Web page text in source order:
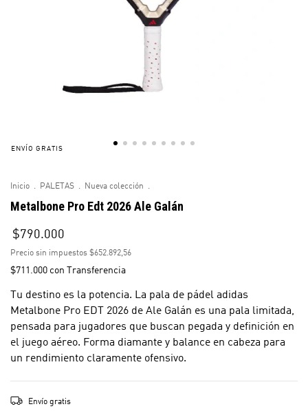
ENVÍO GRATIS
Inicio . PALETAS . Nueva colección .
Metalbone Pro Edt 2026 Ale Galán
$790.000
Precio sin impuestos $652.892,56
$711.000 con Transferencia
Tu destino es la potencia. La pala de pádel adidas
Metalbone Pro EDT 2026 de Ale Galán es una pala limitada,
pensada para jugadores que buscan pegada y definición en
el juego aéreo. Forma diamante y balance en cabeza para
un rendimiento claramente ofensivo.
Envío gratis